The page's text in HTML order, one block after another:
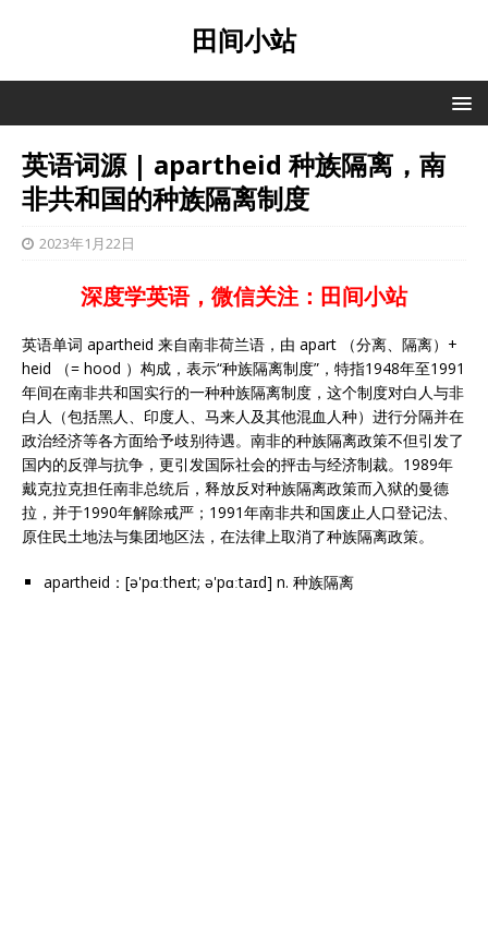
田间小站
英语词源 | apartheid 种族隔离，南
非共和国的种族隔离制度
2023年1月22日
深度学英语，微信关注：田间小站
英语单词 apartheid 来自南非荷兰语，由 apart （分离、隔离）+
heid （= hood ）构成，表示“种族隔离制度”，特指1948年至1991
年间在南非共和国实行的一种种族隔离制度，这个制度对白人与非
白人（包括黑人、印度人、马来人及其他混血人种）进行分隔并在
政治经济等各方面给予歧别待遇。南非的种族隔离政策不但引发了
国内的反弹与抗争，更引发国际社会的抨击与经济制裁。1989年
戴克拉克担任南非总统后，释放反对种族隔离政策而入狱的曼德
拉，并于1990年解除戒严；1991年南非共和国废止人口登记法、
原住民土地法与集团地区法，在法律上取消了种族隔离政策。
apartheid：[ə'pɑːtheɪt; ə'pɑːtaɪd] n. 种族隔离